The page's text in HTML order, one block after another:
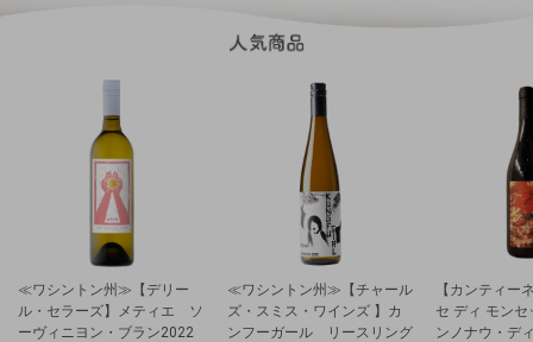
≪ワシントン州≫【デリー
ル・セラーズ】メティエ ソ
ーヴィニヨン・ブラン2022
≪ワシントン州≫【チャール
ズ・スミス・ワインズ 】カ
ンフーガール リースリング
【カンティー
セ ディ モン
ンノナウ・デ